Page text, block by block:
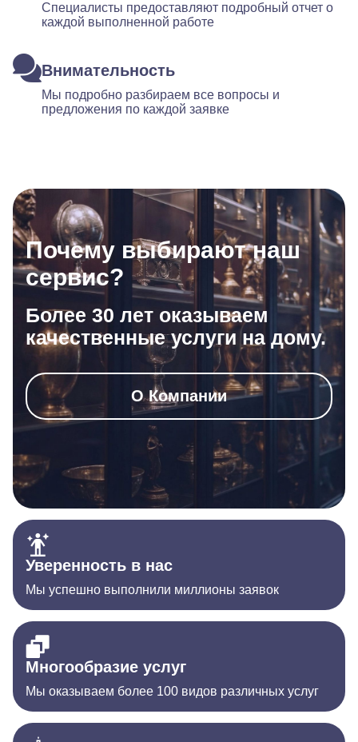
Специалисты предоставляют подробный отчет о
каждой выполненной работе
Внимательность
Мы подробно разбираем все вопросы и
предложения по каждой заявке
Почему выбирают наш
сервис?
Более 30 лет оказываем
качественные услуги на дому.
О Компании
Уверенность в нас
Мы успешно выполнили миллионы заявок
Многообразие услуг
Мы оказываем более 100 видов различных услуг